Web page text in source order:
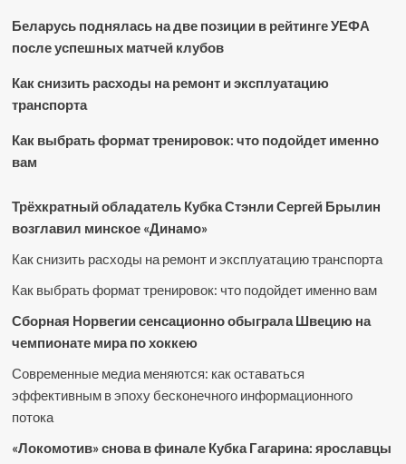
Беларусь поднялась на две позиции в рейтинге УЕФА
после успешных матчей клубов
Как снизить расходы на ремонт и эксплуатацию
транспорта
Как выбрать формат тренировок: что подойдет именно
вам
Трёхкратный обладатель Кубка Стэнли Сергей Брылин
возглавил минское «Динамо»
Как снизить расходы на ремонт и эксплуатацию транспорта
Как выбрать формат тренировок: что подойдет именно вам
Сборная Норвегии сенсационно обыграла Швецию на
чемпионате мира по хоккею
Современные медиа меняются: как оставаться
эффективным в эпоху бесконечного информационного
потока
«Локомотив» снова в финале Кубка Гагарина: ярославцы